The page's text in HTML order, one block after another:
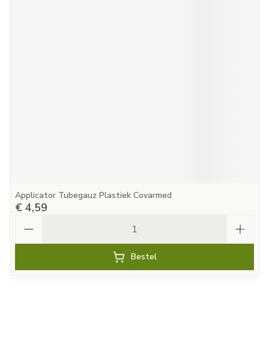
Applicator Tubegauz Plastiek Covarmed
€ 4,59
Bestel